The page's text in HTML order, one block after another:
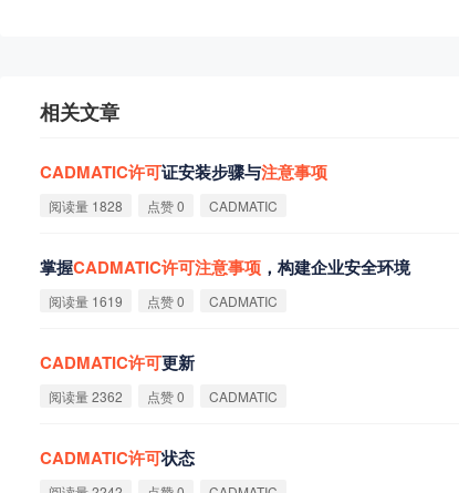
相关文章
CADMATIC许可证安装步骤与注意事项
阅读量 1828 点赞 0 CADMATIC
掌握CADMATIC许可注意事项 ，构建企业安全环境
阅读量 1619 点赞 0 CADMATIC
CADMATIC许可更新
阅读量 2362 点赞 0 CADMATIC
CADMATIC许可状态